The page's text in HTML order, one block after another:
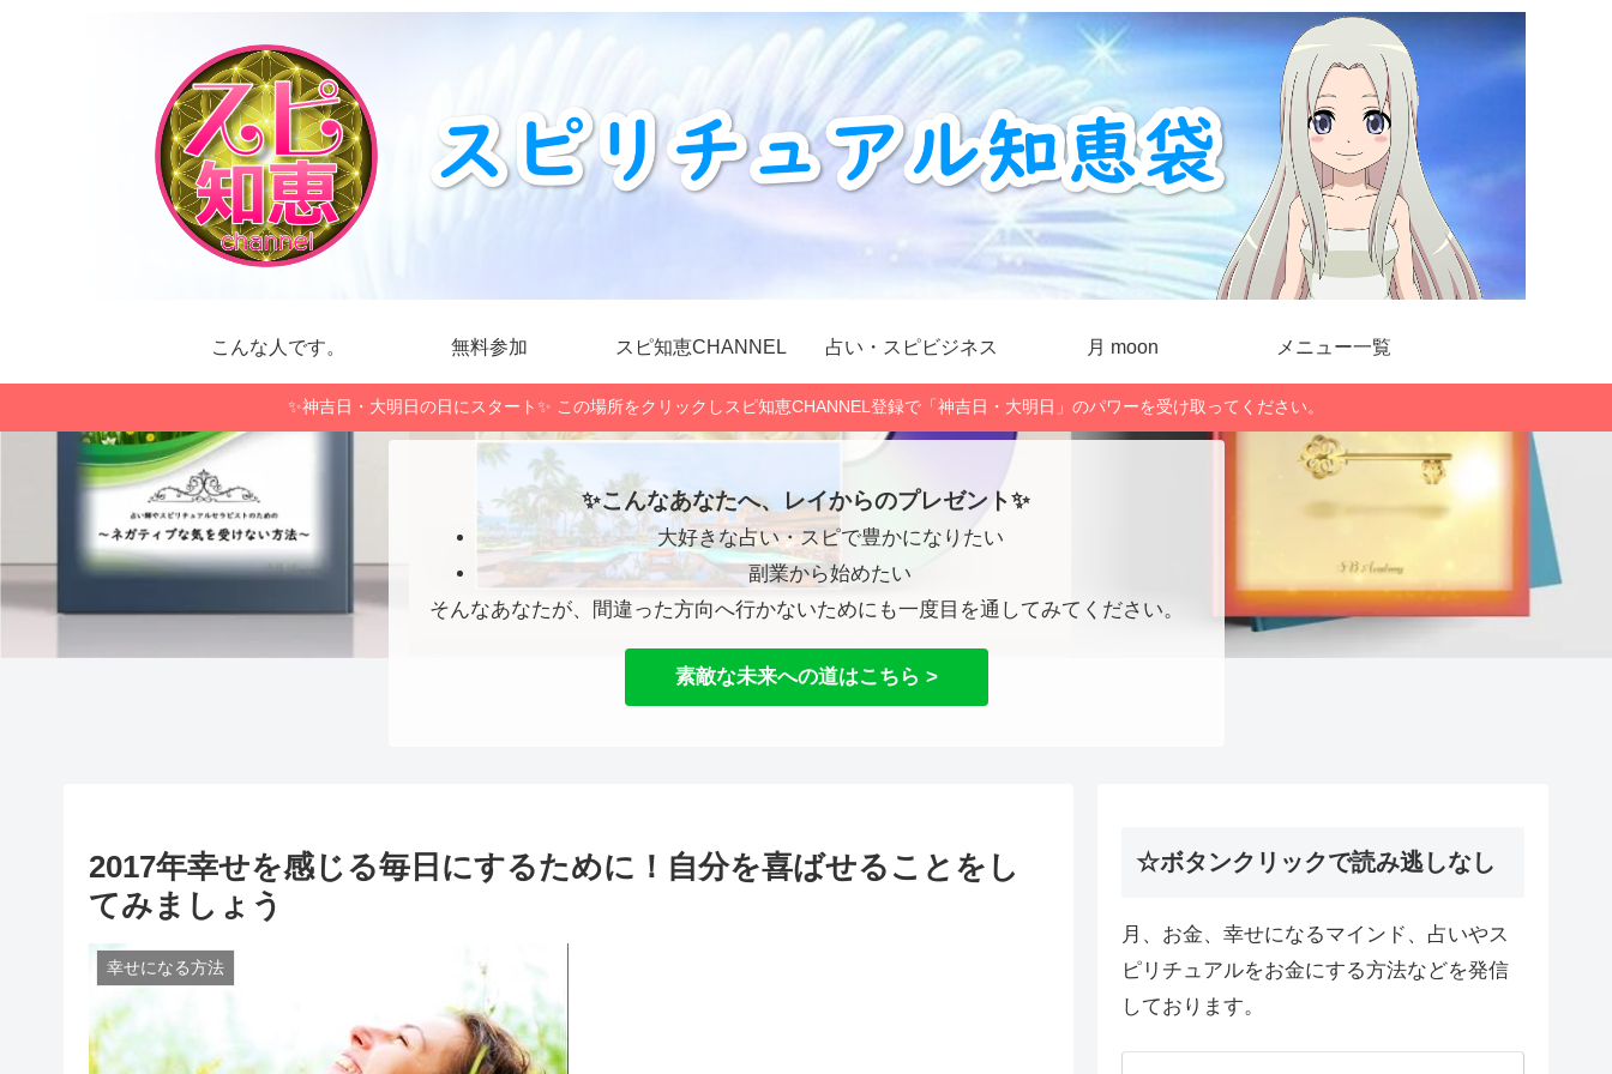
こんな人です。 無料参加 スピ知恵CHANNEL 占い・スピビジネス 月 moon メニュー一覧
✨神吉日・大明日の日にスタート✨ この場所をクリックしスピ知恵CHANNEL登録で「神吉日・大明日」のパワーを受け取ってください。
✨こんなあなたへ、レイからのプレゼント✨
大好きな占い・スピで豊かになりたい
副業から始めたい
そんなあなたが、間違った方向へ行かないためにも一度目を通してみてください。
素敵な未来への道はこちら >
2017年幸せを感じる毎日にするために！自分を喜ばせることをし
てみましょう
幸せになる方法
☆ボタンクリックで読み逃しなし
月、お金、幸せになるマインド、占いやス
ピリチュアルをお金にする方法などを発信
しております。